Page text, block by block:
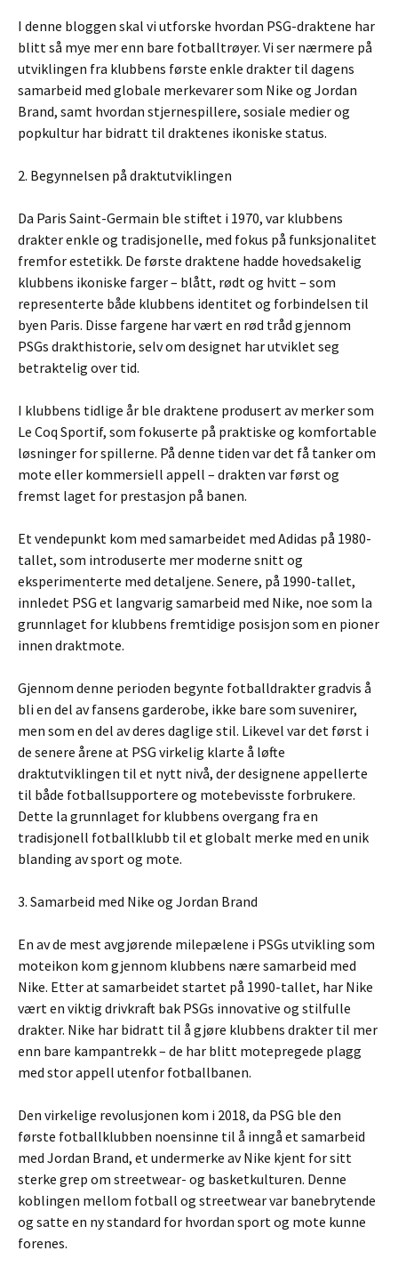
I denne bloggen skal vi utforske hvordan PSG-draktene har
blitt så mye mer enn bare fotballtrøyer. Vi ser nærmere på
utviklingen fra klubbens første enkle drakter til dagens
samarbeid med globale merkevarer som Nike og Jordan
Brand, samt hvordan stjernespillere, sosiale medier og
popkultur har bidratt til draktenes ikoniske status.
2. Begynnelsen på draktutviklingen
Da Paris Saint-Germain ble stiftet i 1970, var klubbens
drakter enkle og tradisjonelle, med fokus på funksjonalitet
fremfor estetikk. De første draktene hadde hovedsakelig
klubbens ikoniske farger – blått, rødt og hvitt – som
representerte både klubbens identitet og forbindelsen til
byen Paris. Disse fargene har vært en rød tråd gjennom
PSGs drakthistorie, selv om designet har utviklet seg
betraktelig over tid.
I klubbens tidlige år ble draktene produsert av merker som
Le Coq Sportif, som fokuserte på praktiske og komfortable
løsninger for spillerne. På denne tiden var det få tanker om
mote eller kommersiell appell – drakten var først og
fremst laget for prestasjon på banen.
Et vendepunkt kom med samarbeidet med Adidas på 1980-
tallet, som introduserte mer moderne snitt og
eksperimenterte med detaljene. Senere, på 1990-tallet,
innledet PSG et langvarig samarbeid med Nike, noe som la
grunnlaget for klubbens fremtidige posisjon som en pioner
innen draktmote.
Gjennom denne perioden begynte fotballdrakter gradvis å
bli en del av fansens garderobe, ikke bare som suvenirer,
men som en del av deres daglige stil. Likevel var det først i
de senere årene at PSG virkelig klarte å løfte
draktutviklingen til et nytt nivå, der designene appellerte
til både fotballsupportere og motebevisste forbrukere.
Dette la grunnlaget for klubbens overgang fra en
tradisjonell fotballklubb til et globalt merke med en unik
blanding av sport og mote.
3. Samarbeid med Nike og Jordan Brand
En av de mest avgjørende milepælene i PSGs utvikling som
moteikon kom gjennom klubbens nære samarbeid med
Nike. Etter at samarbeidet startet på 1990-tallet, har Nike
vært en viktig drivkraft bak PSGs innovative og stilfulle
drakter. Nike har bidratt til å gjøre klubbens drakter til mer
enn bare kampantrekk – de har blitt motepregede plagg
med stor appell utenfor fotballbanen.
Den virkelige revolusjonen kom i 2018, da PSG ble den
første fotballklubben noensinne til å inngå et samarbeid
med Jordan Brand, et undermerke av Nike kjent for sitt
sterke grep om streetwear- og basketkulturen. Denne
koblingen mellom fotball og streetwear var banebrytende
og satte en ny standard for hvordan sport og mote kunne
forenes.